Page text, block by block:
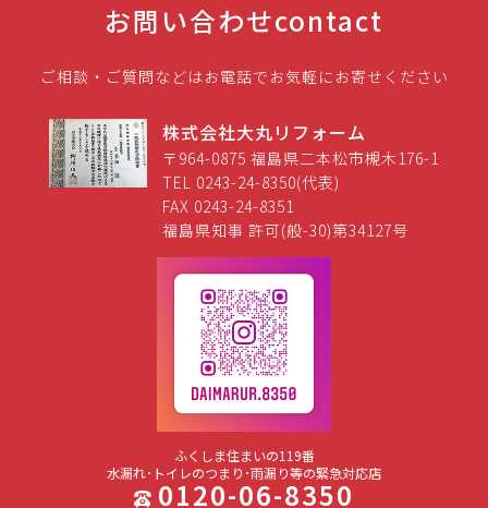
お問い合わせcontact
ご相談・ご質問などはお電話でお気軽にお寄せください
株式会社大丸リフォーム
〒964-0875 福島県二本松市槻木176-1
TEL 0243-24-8350(代表)
FAX 0243-24-8351
福島県知事 許可(般-30)第34127号
ふくしま住まいの119番
水漏れ･トイレのつまり･雨漏り等の緊急対応店
0120-06-8350